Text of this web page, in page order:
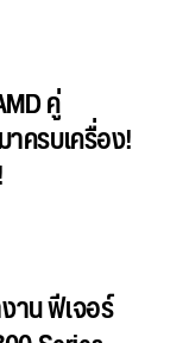
คู่
าครบเครื่อง!
าน ฟีเจอร์